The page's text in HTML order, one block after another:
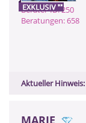
Berater-ID: 250
Beratungen: 658
Aktueller Hinweis:
MARIE